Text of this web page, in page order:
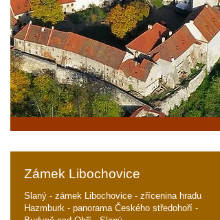
Zámek Libochovice
Slaný - zámek Libochovice - zřícenina hradu
Hazmburk - panorama Českého středohoří -